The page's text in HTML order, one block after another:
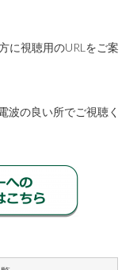
に視聴用のURLをご案
波の良い所でご視聴く